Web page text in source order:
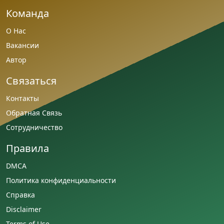
Команда
О Нас
Вакансии
Автор
Связаться
Контакты
Обратная Связь
Сотрудничество
Правила
DMCA
Политика конфиденциальности
Справка
Disclaimer